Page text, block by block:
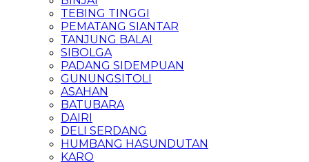
TEBING TINGGI
PEMATANG SIANTAR
TANJUNG BALAI
SIBOLGA
PADANG SIDEMPUAN
GUNUNGSITOLI
ASAHAN
BATUBARA
DAIRI
DELI SERDANG
HUMBANG HASUNDUTAN
KARO